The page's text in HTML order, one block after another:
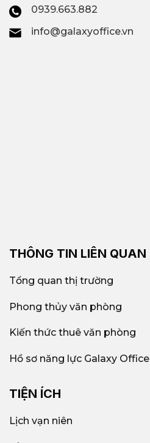
0939.663.882
info@galaxyoffice.vn
THÔNG TIN LIÊN QUAN
Tổng quan thị trường
Phong thủy văn phòng
Kiến thức thuê văn phòng
Hồ sơ năng lực Galaxy Office
TIỆN ÍCH
Lịch vạn niên